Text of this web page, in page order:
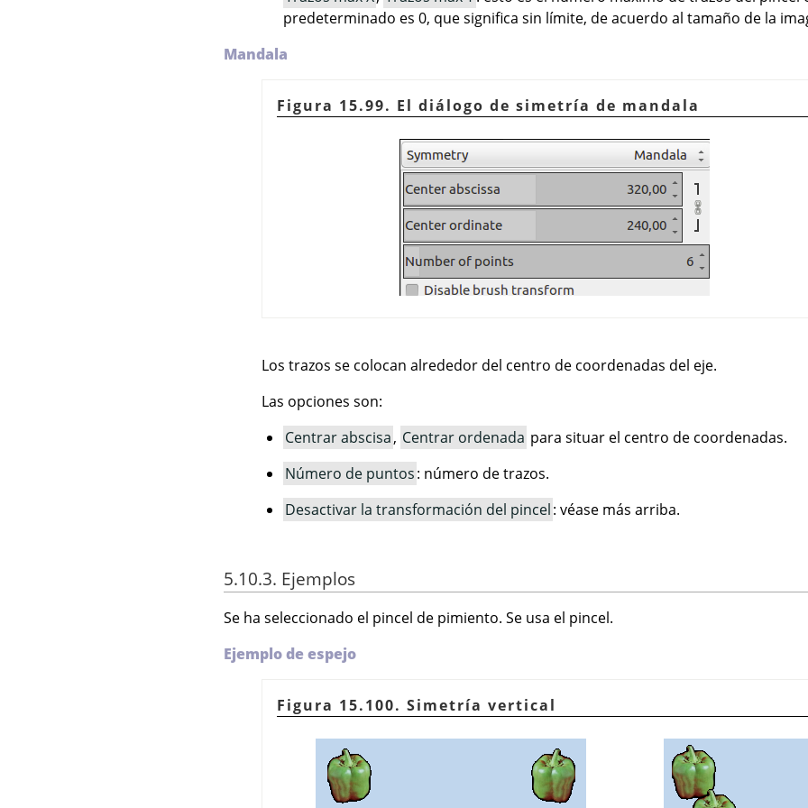
predeterminado es 0, que significa sin límite, de acuerdo al tamaño de la
Mandala
Figura 15.99. El diálogo de simetría de mandala
Los trazos se colocan alrededor del centro de coordenadas del eje.
Las opciones son:
Centrar abscisa, Centrar ordenada para situar el centro de coordenadas.
Número de puntos: número de trazos.
Desactivar la transformación del pincel: véase más arriba.
5.10.3. Ejemplos
Se ha seleccionado el pincel de pimiento. Se usa el pincel.
Ejemplo de espejo
Figura 15.100. Simetría vertical